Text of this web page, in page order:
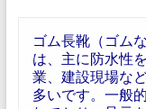
ゴム長靴（ゴム
は、主に防水性
業、建設現場な
多いです。一般